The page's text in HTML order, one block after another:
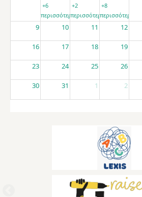
+6
περισσότερα
+2
περισσότερα
+8
περισσότερα
9 10 11 12
16 17 18 19
23 24 25 26
30 31 1 2